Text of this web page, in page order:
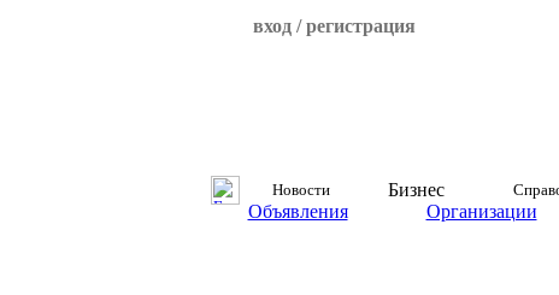
вход / регистрация
Новости Бизнес
Объявления Организации